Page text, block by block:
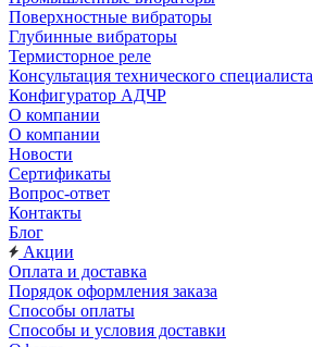
Поверхностные вибраторы
Глубинные вибраторы
Термисторное реле
Консультация технического специалиста
Конфигуратор АДЧР
О компании
О компании
Новости
Сертификаты
Вопрос-ответ
Контакты
Блог
Акции
Оплата и доставка
Порядок оформления заказа
Способы оплаты
Способы и условия доставки